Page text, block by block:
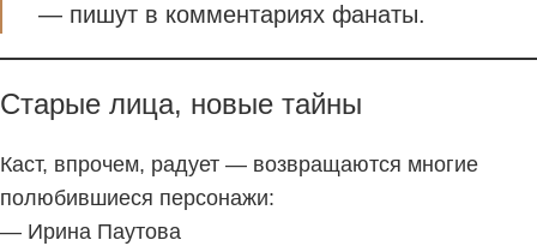
— пишут в комментариях фанаты.
Старые лица, новые тайны
Каст, впрочем, радует — возвращаются многие
полюбившиеся персонажи:
— Ирина Паутова